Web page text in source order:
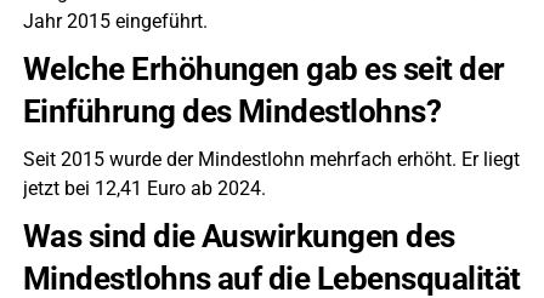
Jahr 2015 eingeführt.
Welche Erhöhungen gab es seit der
Einführung des Mindestlohns?
Seit 2015 wurde der Mindestlohn mehrfach erhöht. Er liegt
jetzt bei 12,41 Euro ab 2024.
Was sind die Auswirkungen des
Mindestlohns auf die Lebensqualität